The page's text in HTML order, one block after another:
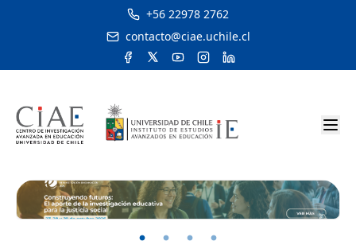
+56 22978 2762
contacto@ciae.uchile.cl